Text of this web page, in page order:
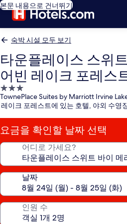
본문 내용으로 건너뛰기
숙박 시설 모두 보기
타운플레이스 스위
어빈 레이크 포레스
3.0
성
급
숙
박
시
TownePlace Suites by Marriott Irvine
레이크 포레스트에 있는 호텔, 야외 수영
요금을 확인할 날짜 선택
어디로 가세요?
날짜
인원 수